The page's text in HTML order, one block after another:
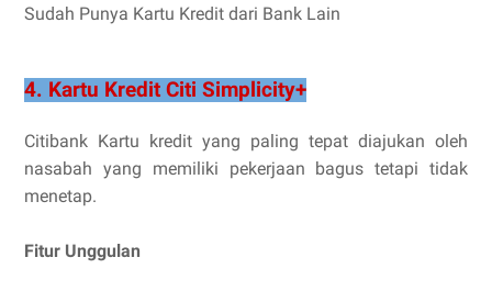
Sudah Punya Kartu Kredit dari Bank Lain
4. Kartu Kredit Citi Simplicity+
Citibank Kartu kredit yang paling tepat diajukan oleh
nasabah yang memiliki pekerjaan bagus tetapi tidak
menetap.
Fitur Unggulan